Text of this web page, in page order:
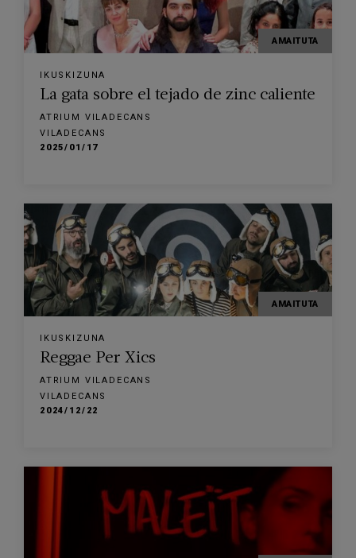
AMAITUTA
IKUSKIZUNA
La gata sobre el tejado de zinc caliente
ATRIUM VILADECANS
VILADECANS
2025/01/17
AMAITUTA
IKUSKIZUNA
Reggae Per Xics
ATRIUM VILADECANS
VILADECANS
2024/12/22